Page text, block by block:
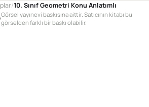
/10. Sınıf Geometri Konu Anlatımlı
Görsel yayınevi baskısına aittir. Satıcının kitabı bu
görselden farklı bir baskı olabilir.